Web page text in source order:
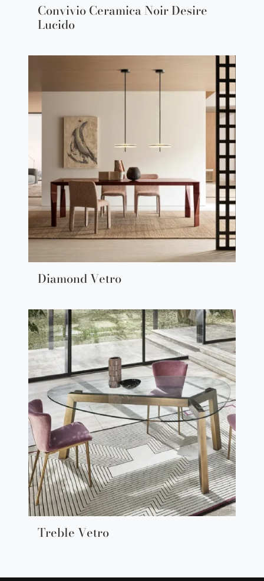
Convivio Ceramica Noir Desire
Lucido
Diamond Vetro
Treble Vetro